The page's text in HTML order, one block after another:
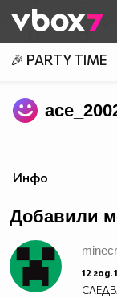
👾
🎉 PARTY TIME
Инфо
Добавили
12 год.